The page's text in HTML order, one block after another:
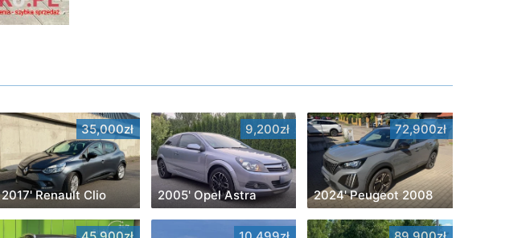
35,000zł
2017' Renault Clio
9,200zł
2005' Opel Astra
72,900zł
2024' Peugeot 2008